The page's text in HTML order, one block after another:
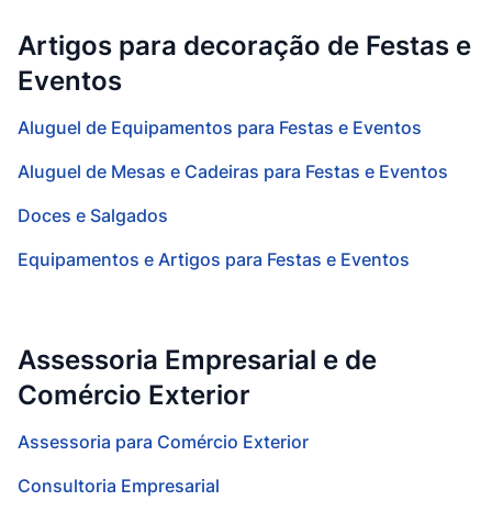
Artigos para decoração de Festas e
Eventos
Aluguel de Equipamentos para Festas e Eventos
Aluguel de Mesas e Cadeiras para Festas e Eventos
Doces e Salgados
Equipamentos e Artigos para Festas e Eventos
Assessoria Empresarial e de
Comércio Exterior
Assessoria para Comércio Exterior
Consultoria Empresarial